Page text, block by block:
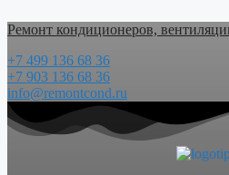
к
Ремонт кондиционеров,
+7 499 136 68 36
+7 903 136 68 36
info@remontcond.ru